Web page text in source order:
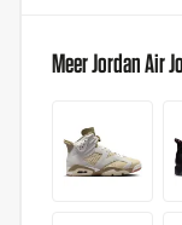
Meer Jordan Air